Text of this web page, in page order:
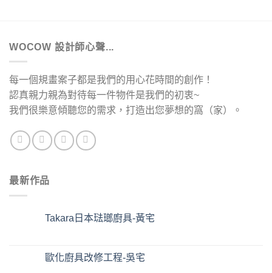
WOCOW 設計師心聲...
每一個規畫案子都是我們的用心花時間的創作！
認真親力親為對待每一件物件是我們的初衷~
我們很樂意傾聽您的需求，打造出您夢想的窩（家）。
最新作品
Takara日本琺瑯廚具-黃宅
歐化廚具改修工程-吳宅